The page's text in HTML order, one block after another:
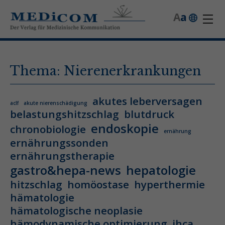
a
A
Thema: Nierenerkrankungen
aclf akute nierenschädigung
akutes leberversagen
belastungshitzschlag blutdruck
chronobiologie endoskopie ernährung
ernährungssonden
ernährungstherapie
gastro&hepa-news hepatologie
hitzschlag homöostase hyperthermie
hämatologie
hämatologische neoplasie